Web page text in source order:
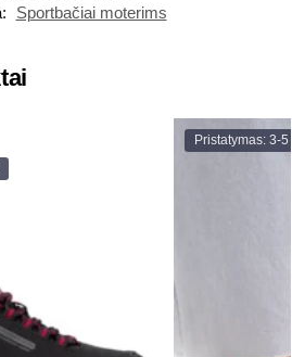
Sportbačiai moterims
Pristatymas: 3-